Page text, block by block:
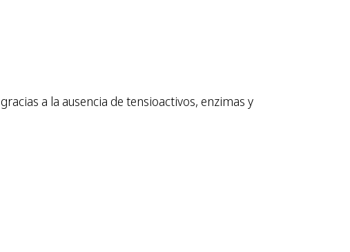
a la ausencia de tensioactivos, enzimas y